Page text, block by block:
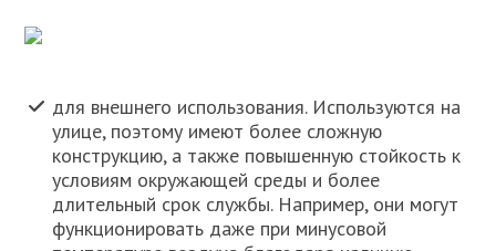
для внешнего использования. Используются на
улице, поэтому имеют более сложную
конструкцию, а также повышенную стойкость к
условиям окружающей среды и более
длительный срок службы. Например, они могут
функционировать даже при минусовой